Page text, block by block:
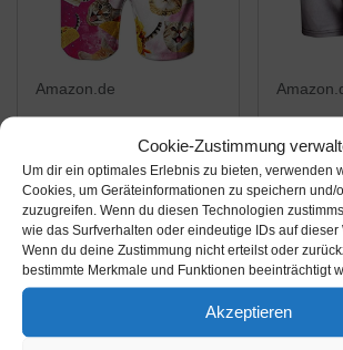
Cookie-Zustimmung
Um dir ein optimales Erlebnis zu bieten, verwenden
Cookies, um Geräteinformationen zu speichern und/
zuzugreifen. Wenn du diesen Technologien
wie das Surfverhalten oder eindeutige IDs auf dieser
Wenn du deine Zustimmung nicht erteilst oder
bestimmte Merkmale und Funktionen beeinträchtigt
Akzeptieren
Amazon.de
ALISISTER Herren
Badehose 3D Lustige
Katze Gedruckt
Elastische Taille
Hawaii Holiday Beach
Amazon / Ebay
Produkt ansehen*
Close